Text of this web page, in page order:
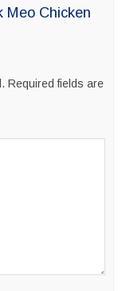
Meo Chicken
Required fields are